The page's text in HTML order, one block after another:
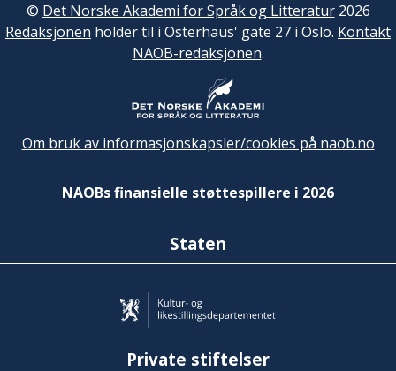
© Det Norske Akademi for Språk og Litteratur2026
Redaksjonen holder til i Osterhaus' gate 27 i Oslo. Kontakt
NAOB-redaksjonen.
Om bruk av informasjonskapsler/cookies på naob.no
NAOBs finansielle støttespillere i 2026
Staten
Private stiftelser